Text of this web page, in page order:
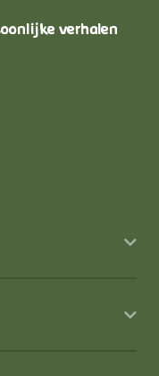
verhalen